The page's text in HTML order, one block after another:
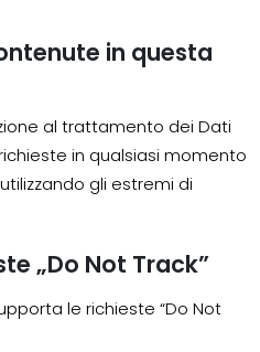
in questa
al trattamento dei Dati
in qualsiasi momento
gli estremi di
„Do Not Track”
le richieste “Do Not